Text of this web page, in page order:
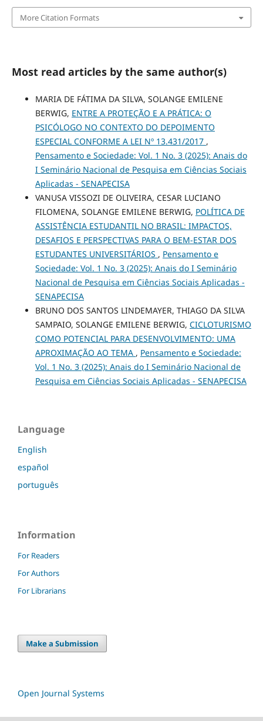
More Citation Formats
Most read articles by the same author(s)
MARIA DE FÁTIMA DA SILVA, SOLANGE EMILENE
BERWIG, ENTRE A PROTEÇÃO E A PRÁTICA: O
PSICÓLOGO NO CONTEXTO DO DEPOIMENTO
ESPECIAL CONFORME A LEI Nº 13.431/2017 ,
Pensamento e Sociedade: Vol. 1 No. 3 (2025): Anais do
I Seminário Nacional de Pesquisa em Ciências Sociais
Aplicadas - SENAPECISA
VANUSA VISSOZI DE OLIVEIRA, CESAR LUCIANO
FILOMENA, SOLANGE EMILENE BERWIG, POLÍTICA DE
ASSISTÊNCIA ESTUDANTIL NO BRASIL: IMPACTOS,
DESAFIOS E PERSPECTIVAS PARA O BEM-ESTAR DOS
ESTUDANTES UNIVERSITÁRIOS , Pensamento e
Sociedade: Vol. 1 No. 3 (2025): Anais do I Seminário
Nacional de Pesquisa em Ciências Sociais Aplicadas -
SENAPECISA
BRUNO DOS SANTOS LINDEMAYER, THIAGO DA SILVA
SAMPAIO, SOLANGE EMILENE BERWIG, CICLOTURISMO
COMO POTENCIAL PARA DESENVOLVIMENTO: UMA
APROXIMAÇÃO AO TEMA , Pensamento e Sociedade:
Vol. 1 No. 3 (2025): Anais do I Seminário Nacional de
Pesquisa em Ciências Sociais Aplicadas - SENAPECISA
Language
English
español
português
Information
For Readers
For Authors
For Librarians
Make a Submission
Open Journal Systems